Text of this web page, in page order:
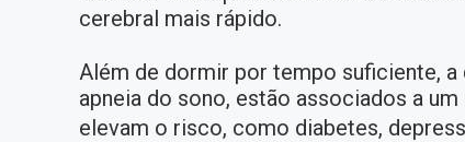
cerebral mais rápido.
Além de dormir por tempo suficiente,
apneia do sono, estão associados a
elevam o risco, como diabetes,